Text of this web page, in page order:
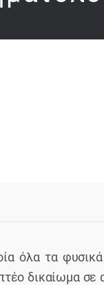
όλα τα
δικαίωμα σε